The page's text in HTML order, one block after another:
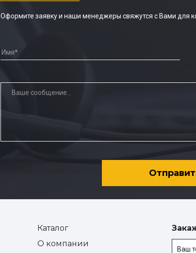
Оформите заявку и наши менеджеры свяжутся с Вами для
Каталог
О компании